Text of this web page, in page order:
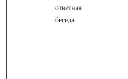
ответная
беседа.